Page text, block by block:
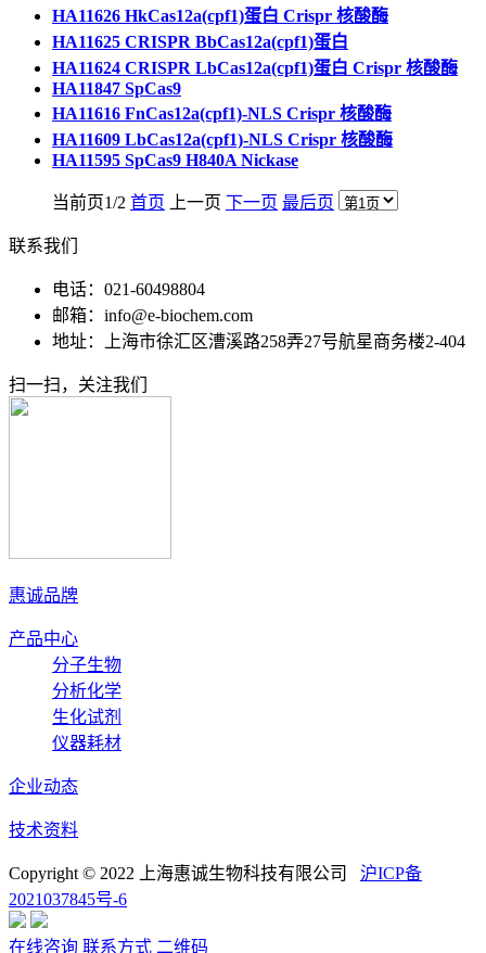
HA11626 HkCas12a(cpf1)蛋白 Crispr 核酸酶
HA11625 CRISPR BbCas12a(cpf1)蛋白
HA11624 CRISPR LbCas12a(cpf1)蛋白 Crispr 核酸酶
HA11847 SpCas9
HA11616 FnCas12a(cpf1)-NLS Crispr 核酸酶
HA11609 LbCas12a(cpf1)-NLS Crispr 核酸酶
HA11595 SpCas9 H840A Nickase
当前页1/2 首页 上一页 下一页 最后页
联系我们
电话：021-60498804
邮箱：info@e-biochem.com
地址：上海市徐汇区漕溪路258弄27号航星商务楼2-404
扫一扫，关注我们
惠诚品牌
产品中心
分子生物
分析化学
生化试剂
仪器耗材
企业动态
技术资料
Copyright © 2022 上海惠诚生物科技有限公司 沪ICP备
2021037845号-6
在线咨询 联系方式 二维码